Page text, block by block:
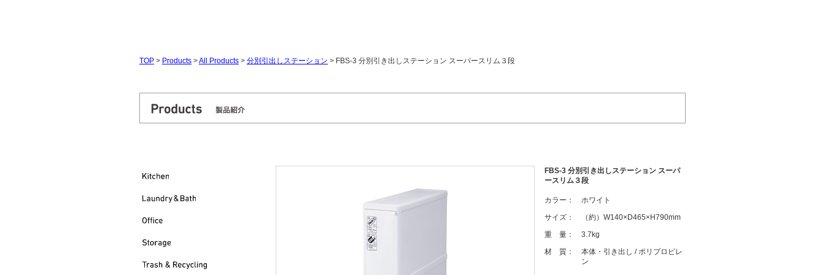
TOP > Products >All Products > 分別引出しステーション > FBS-3 分別引き出しステーション スーパースリム３段
FBS-3 分別引き出しステーション スーパ
ースリム３段
カラー：
ホワイト
サイズ：
（約）W140×D465×H790mm
重 量：
3.7kg
材 質：
本体・引き出し / ポリプロピレ
ン